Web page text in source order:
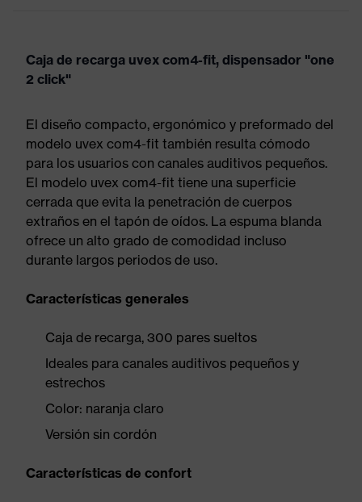
Caja de recarga uvex com4-fit, dispensador "one
2 click"
El diseño compacto, ergonómico y preformado del
modelo uvex com4-fit también resulta cómodo
para los usuarios con canales auditivos pequeños.
El modelo uvex com4-fit tiene una superficie
cerrada que evita la penetración de cuerpos
extraños en el tapón de oídos. La espuma blanda
ofrece un alto grado de comodidad incluso
durante largos periodos de uso.
Características generales
Caja de recarga, 300 pares sueltos
Ideales para canales auditivos pequeños y
estrechos
Color: naranja claro
Versión sin cordón
Características de confort